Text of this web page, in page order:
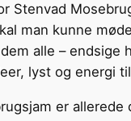
Stenvad
man kunne
alle –
lyst og energi
er allerede